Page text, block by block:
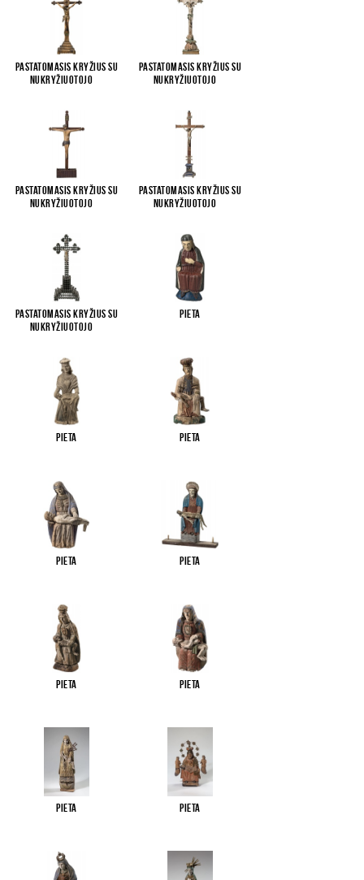
Pastatomasis kryžius su
Nukryžiuotojo
Pastatomasis kryžius su
Nukryžiuotojo
Pastatomasis kryžius su
Nukryžiuotojo
Pastatomasis kryžius su
Nukryžiuotojo
Pastatomasis kryžius su
Nukryžiuotojo
Pieta
Pieta Pieta
Pieta Pieta
Pieta Pieta
Pieta Pieta